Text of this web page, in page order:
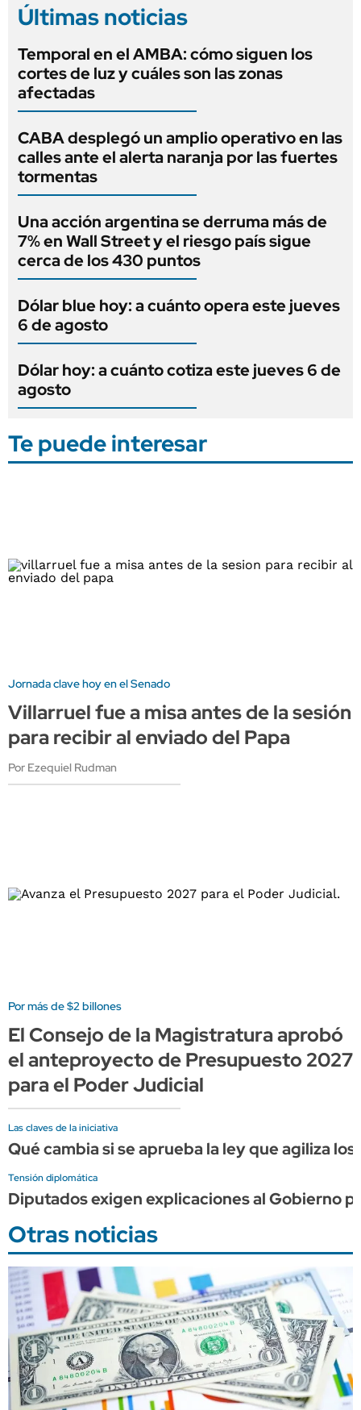
Últimas noticias
Temporal en el AMBA: cómo siguen los
cortes de luz y cuáles son las zonas
afectadas
CABA desplegó un amplio operativo en las
calles ante el alerta naranja por las fuertes
tormentas
Una acción argentina se derruma más de
7% en Wall Street y el riesgo país sigue
cerca de los 430 puntos
Dólar blue hoy: a cuánto opera este jueves
6 de agosto
Dólar hoy: a cuánto cotiza este jueves 6 de
agosto
Te puede interesar
Jornada clave hoy en el Senado
Villarruel fue a misa antes de la sesión
para recibir al enviado del Papa
Por Ezequiel Rudman
Por más de $2 billones
El Consejo de la Magistratura aprobó
el anteproyecto de Presupuesto 2027
para el Poder Judicial
Las claves de la iniciativa
Qué cambia si se aprueba la ley que agiliza
Tensión diplomática
Diputados exigen explicaciones al Gobierno
Otras noticias